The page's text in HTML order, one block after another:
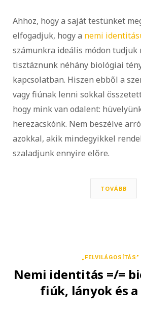
Ahhoz, hogy a saját testünket
elfogadjuk, hogy a nemi
számunkra ideális módon tudjuk
tisztáznunk néhány biológiai
kapcsolatban. Hiszen ebből a
vagy fiúnak lenni sokkal
hogy mink van odalent:
herezacskónk. Nem beszélve
azokkal, akik mindegyikkel
szaladjunk ennyire előre.
TOVÁBB
„FELVILÁGOSÍTÁS”
Nemi identitás =/=
fiúk, lányok és